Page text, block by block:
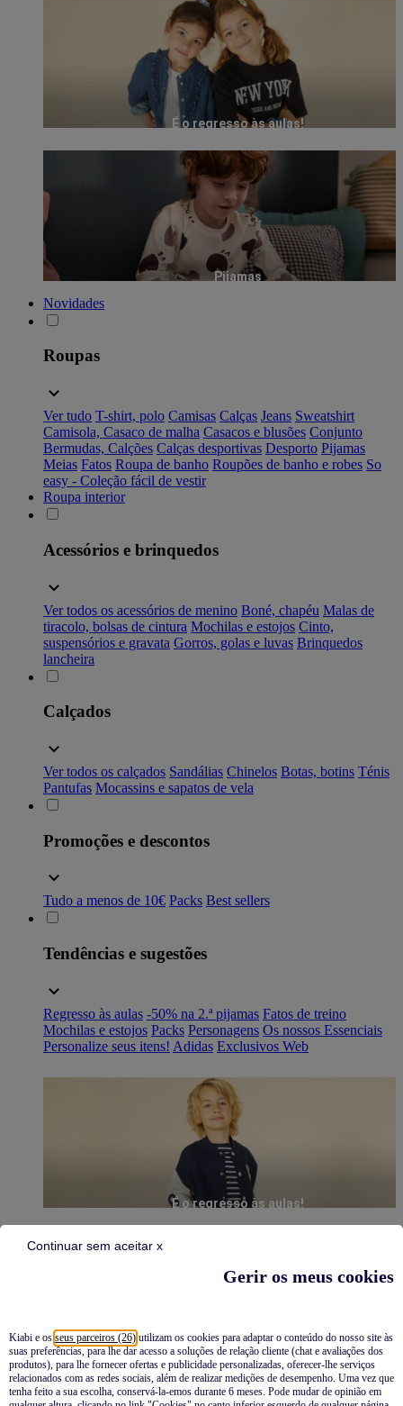
Gerir os meus cookies
Kiabi e os seus parceiros (26) utilizam os cookies para adaptar o conteúdo do nosso site às
suas preferências, para lhe dar acesso a soluções de relação cliente (chat e avaliações dos
produtos), para lhe fornecer ofertas e publicidade personalizadas, oferecer-lhe serviços
relacionados com as redes sociais, além de realizar medições de desempenho. Uma vez que
tenha feito a sua escolha, conservá-la-emos durante 6 meses. Pode mudar de opinião em
Continuar sem aceitar x
É o regresso às aulas!
Pijamas
Novidades
Roupas
Ver tudo T-shirt, polo Camisas Calças Jeans Sweatshirt
Camisola, Casaco de malha Casacos e blusões Conjunto
Bermudas, Calções Calças desportivas Desporto Pijamas
Meias Fatos Roupa de banho Roupões de banho e robes So
easy - Coleção fácil de vestir
Roupa interior
Acessórios e brinquedos
Ver todos os acessórios de menino Boné, chapéu Malas de
tiracolo, bolsas de cintura Mochilas e estojos Cinto,
suspensórios e gravata Gorros, golas e luvas Brinquedos
lancheira
Calçados
Ver todos os calçados Sandálias Chinelos Botas, botins Ténis
Pantufas Mocassins e sapatos de vela
Promoções e descontos
Tudo a menos de 10€ Packs Best sellers
Tendências e sugestões
Regresso às aulas -50% na 2.ª pijamas Fatos de treino
Mochilas e estojos Packs Personagens Os nossos Essenciais
Personalize seus itens! Adidas Exclusivos Web
É o regresso às aulas!
Pijamas
Novidades